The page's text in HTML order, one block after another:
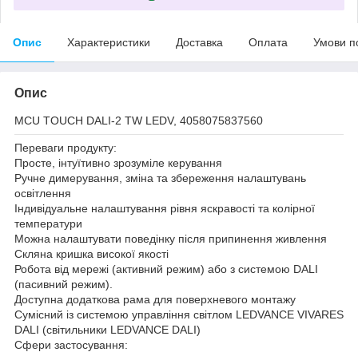
Опис Характеристики Доставка Оплата Умови
Опис
MCU TOUCH DALI-2 TW LEDV, 4058075837560
Переваги продукту:
Просте, інтуїтивно зрозуміле керування
Ручне димерування, зміна та збереження налаштувань
освітлення
Індивідуальне налаштування рівня яскравості та колірної
температури
Можна налаштувати поведінку після припинення живлення
Скляна кришка високої якості
Робота від мережі (активний режим) або з системою DALI
(пасивний режим).
Доступна додаткова рама для поверхневого монтажу
Сумісний із системою управління світлом LEDVANCE VIVARES
DALI (світильники LEDVANCE DALI)
Сфери застосування: